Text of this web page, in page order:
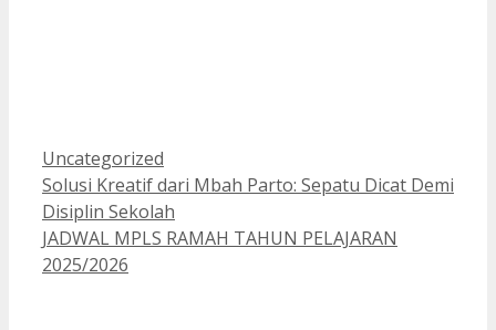
Kategori
Uncategorized
Solusi Kreatif dari Mbah Parto: Sepatu Dicat Demi
Disiplin Sekolah
JADWAL MPLS RAMAH TAHUN PELAJARAN
2025/2026